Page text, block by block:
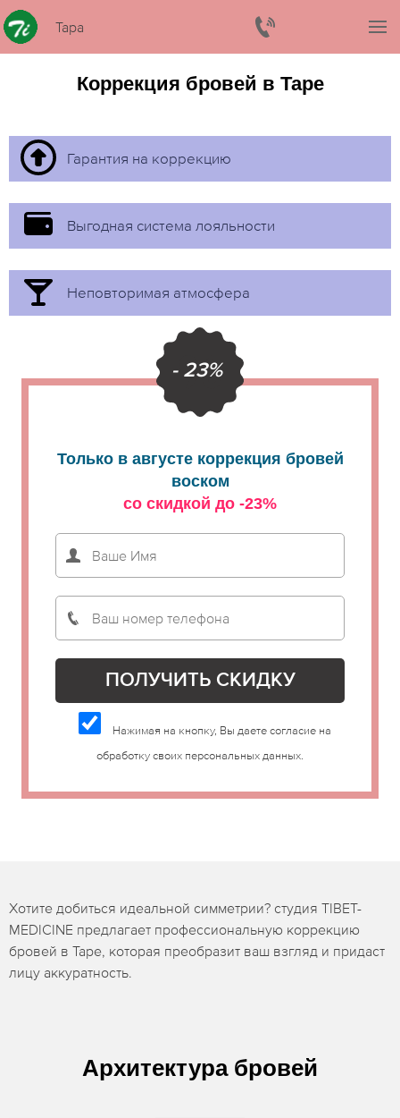
Тара
Коррекция бровей в Таре
Гарантия на коррекцию
Выгодная система лояльности
Неповторимая атмосфера
- 23%
Только в августе коррекция бровей
воском
со скидкой до -23%
Нажимая на кнопку, Вы даете согласие на
обработку своих персональных данных.
Хотите добиться идеальной симметрии? студия TIBET-
MEDICINE предлагает профессиональную коррекцию
бровей в Таре, которая преобразит ваш взгляд и придаст
лицу аккуратность.
Архитектура бровей